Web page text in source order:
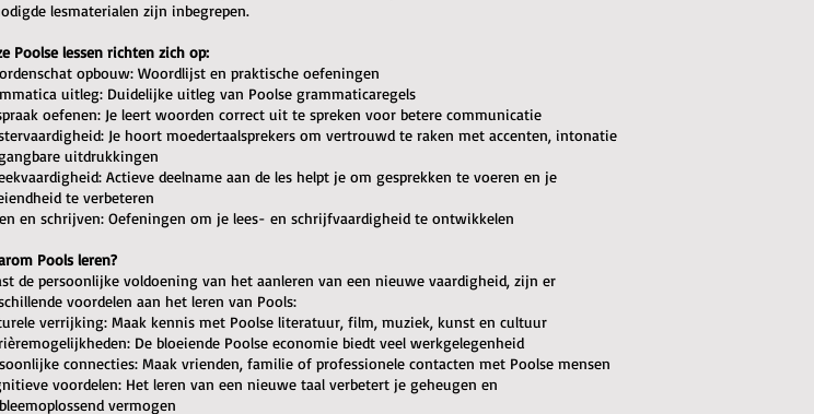
lesmaterialen zijn inbegrepen.
Poolse lessen richten zich op:
opbouw: Woordlijst en praktische oefeningen
uitleg: Duidelijke uitleg van Poolse grammaticaregels
oefenen: Je leert woorden correct uit te spreken voor betere communicatie
Je hoort moedertaalsprekers om vertrouwd te raken met accenten, intonatie
uitdrukkingen
Actieve deelname aan de les helpt je om gesprekken te voeren en je
te verbeteren
en schrijven: Oefeningen om je lees- en schrijfvaardigheid te ontwikkelen
Pools leren?
de persoonlijke voldoening van het aanleren van een nieuwe vaardigheid, zijn er
voordelen aan het leren van Pools:
verrijking: Maak kennis met Poolse literatuur, film, muziek, kunst en cultuur
De bloeiende Poolse economie biedt veel werkgelegenheid
connecties: Maak vrienden, familie of professionele contacten met Poolse mensen
voordelen: Het leren van een nieuwe taal verbetert je geheugen en
vermogen